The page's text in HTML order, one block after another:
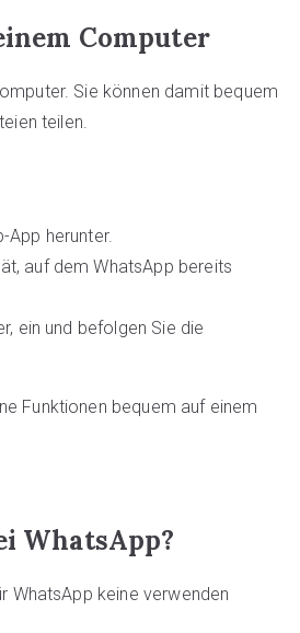
Computer
Sie können damit bequem
teilen.
App herunter.
auf dem WhatsApp bereits
ein und befolgen Sie die
Funktionen bequem auf einem
WhatsApp?
WhatsApp keine verwenden